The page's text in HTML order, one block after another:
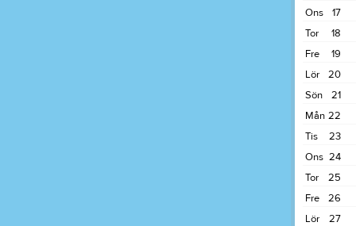
17
Ons
18
Tor
19
Fre
20
Lör
21
Sön
22
Mån
23
Tis
24
Ons
25
Tor
26
Fre
27
Lör